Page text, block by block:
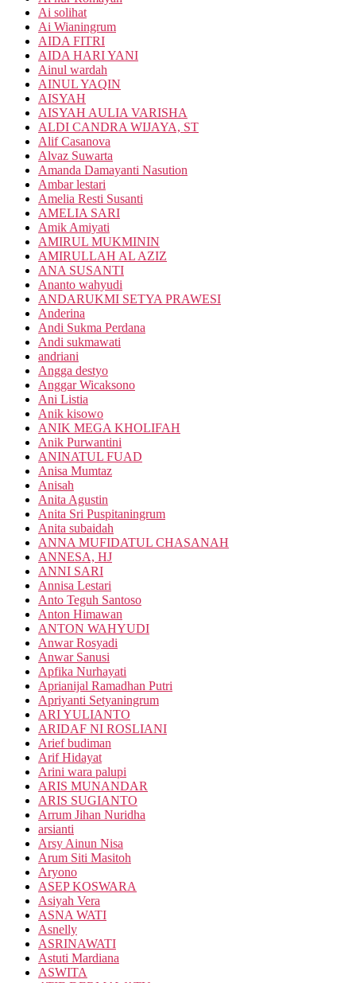
Ai solihat
Ai Wianingrum
AIDA FITRI
AIDA HARI YANI
Ainul wardah
AINUL YAQIN
AISYAH
AISYAH AULIA VARISHA
ALDI CANDRA WIJAYA, ST
Alif Casanova
Alvaz Suwarta
Amanda Damayanti Nasution
Ambar lestari
Amelia Resti Susanti
AMELIA SARI
Amik Amiyati
AMIRUL MUKMININ
AMIRULLAH AL AZIZ
ANA SUSANTI
Ananto wahyudi
ANDARUKMI SETYA PRAWESI
Anderina
Andi Sukma Perdana
Andi sukmawati
andriani
Angga destyo
Anggar Wicaksono
Ani Listia
Anik kisowo
ANIK MEGA KHOLIFAH
Anik Purwantini
ANINATUL FUAD
Anisa Mumtaz
Anisah
Anita Agustin
Anita Sri Puspitaningrum
Anita subaidah
ANNA MUFIDATUL CHASANAH
ANNESA, HJ
ANNI SARI
Annisa Lestari
Anto Teguh Santoso
Anton Himawan
ANTON WAHYUDI
Anwar Rosyadi
Anwar Sanusi
Apfika Nurhayati
Aprianijal Ramadhan Putri
Apriyanti Setyaningrum
ARI YULIANTO
ARIDAF NI ROSLIANI
Arief budiman
Arif Hidayat
Arini wara palupi
ARIS MUNANDAR
ARIS SUGIANTO
Arrum Jihan Nuridha
arsianti
Arsy Ainun Nisa
Arum Siti Masitoh
Aryono
ASEP KOSWARA
Asiyah Vera
ASNA WATI
Asnelly
ASRINAWATI
Astuti Mardiana
ASWITA